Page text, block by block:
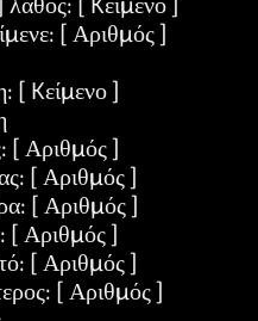
[ Αριθμός ]
[ Kείμενο ]
[ Αριθμός ]
[ Αριθμός ]
[ Αριθμός ]
[ Αριθμός ]
[ Αριθμός ]
[ Αριθμός ]